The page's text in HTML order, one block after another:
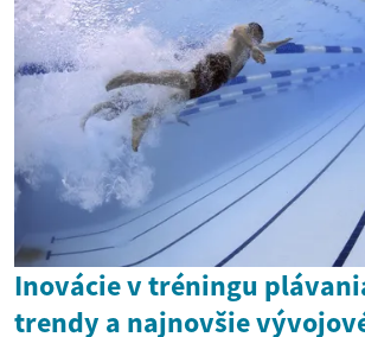
Inovácie v tréningu
trendy a najnovšie